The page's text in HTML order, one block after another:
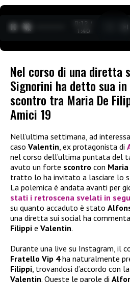
0:12 /
1:40
Nel corso di una diretta
Signorini ha detto sua
scontro tra Maria De
Amici 19
Nell’ultima settimana, ad
caso Valentin, ex protagonista di
nel corso dell’ultima puntata del
avuto un forte scontro con
tratto lo ha invitato a lasciare lo
La polemica è andata avanti per
stati i retroscena svelati in
su quanto accaduto è stato
una diretta sui social ha
Filippi e Valentin.
Durante una live su Instagram, il
Fratello Vip 4ha naturalmente
Filippi, trovandosi d’accordo con
Valentin. Queste le parole di